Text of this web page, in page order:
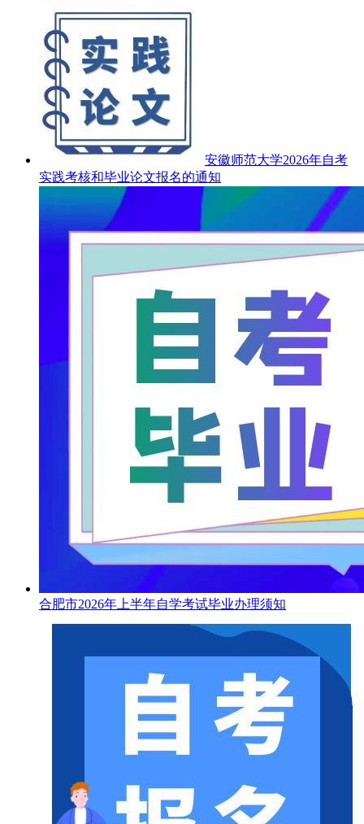
安徽师范大学2026年自考
实践考核和毕业论文报名的通知
合肥市2026年上半年自学考试毕业办理须知